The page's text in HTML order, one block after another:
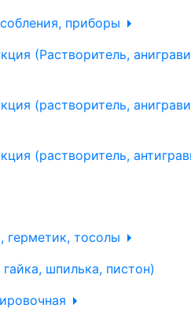
приборы
(Растворитель,
(растворитель,
(растворитель,
герметик, тосолы
шпилька, пистон)